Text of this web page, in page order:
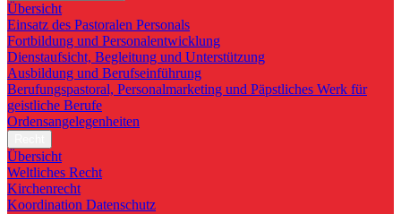
Übersicht
Einsatz des Pastoralen Personals
Fortbildung und Personalentwicklung
Dienstaufsicht, Begleitung und Unterstützung
Ausbildung und Berufseinführung
Berufungspastoral, Personalmarketing und Päpstliches Werk für
geistliche Berufe
Ordensangelegenheiten
Übersicht
Weltliches Recht
Kirchenrecht
Koordination Datenschutz